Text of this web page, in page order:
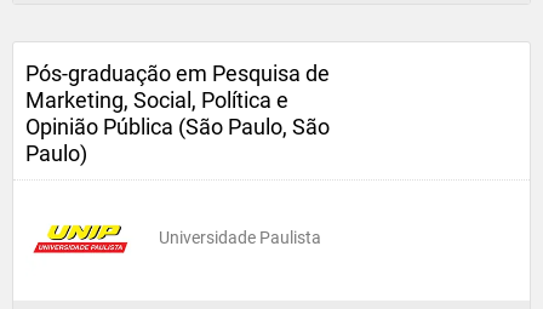
Pós-graduação em Pesquisa de
Marketing, Social, Política e
Opinião Pública (São Paulo, São
Paulo)
Universidade Paulista